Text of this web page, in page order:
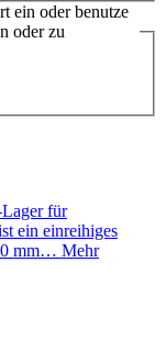
ein oder benutze
oder zu
für
ein einreihiges
mm… Mehr